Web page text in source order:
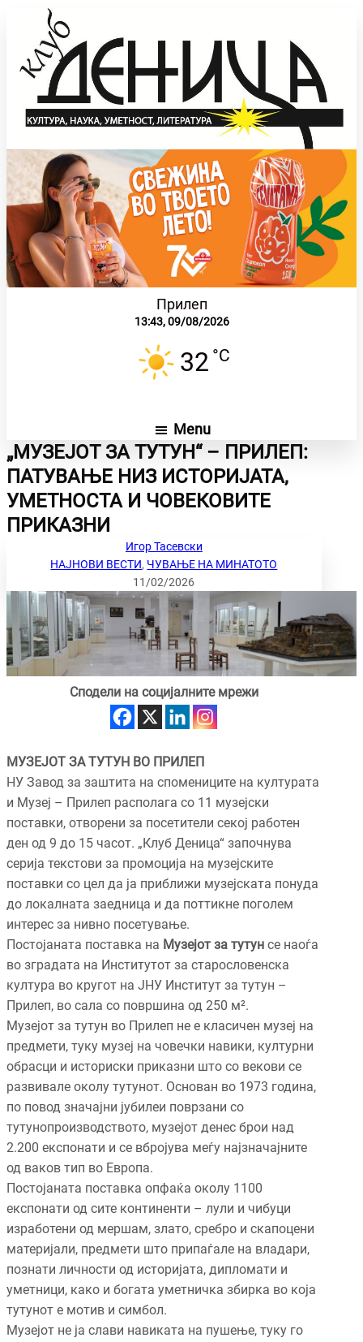
Прилеп
13:43,09/08/2026
32 °C
Menu
„МУЗЕЈОТ ЗА ТУТУН“ – ПРИЛЕП:
ПАТУВАЊЕ НИЗ ИСТОРИЈАТА,
УМЕТНОСТА И ЧОВЕКОВИТЕ
ПРИКАЗНИ
Игор Тасевски
НАЈНОВИ ВЕСТИ, ЧУВАЊЕ НА МИНАТОТО
11/02/2026
Сподели на социјалните мрежи
МУЗЕЈОТ ЗА ТУТУН ВО ПРИЛЕП
НУ Завод за заштита на спомениците на културата
и Музеј – Прилеп располага со 11 музејски
поставки, отворени за посетители секој работен
ден од 9 до 15 часот. „Клуб Деница“ започнува
серија текстови за промоција на музејските
поставки со цел да ја приближи музејската понуда
до локалната заедница и да поттикне поголем
интерес за нивно посетување.
Постојаната поставка на Музејот за тутун се наоѓа
во зградата на Институтот за старословенска
култура во кругот на ЈНУ Институт за тутун –
Прилеп, во сала со површина од 250 м².
Музејот за тутун во Прилеп не е класичен музеј на
предмети, туку музеј на човечки навики, културни
обрасци и историски приказни што со векови се
развивале околу тутунот. Основан во 1973 година,
по повод значајни јубилеи поврзани со
тутунопроизводството, музејот денес брои над
2.200 експонати и се вбројува меѓу најзначајните
од ваков тип во Европа.
Постојаната поставка опфаќа околу 1100
експонати од сите континенти – лули и чибуци
изработени од мершам, злато, сребро и скапоцени
материјали, предмети што припаѓале на владари,
познати личности од историјата, дипломати и
уметници, како и богата уметничка збирка во која
тутунот е мотив и симбол.
Музејот не ја слави навиката на пушење, туку го